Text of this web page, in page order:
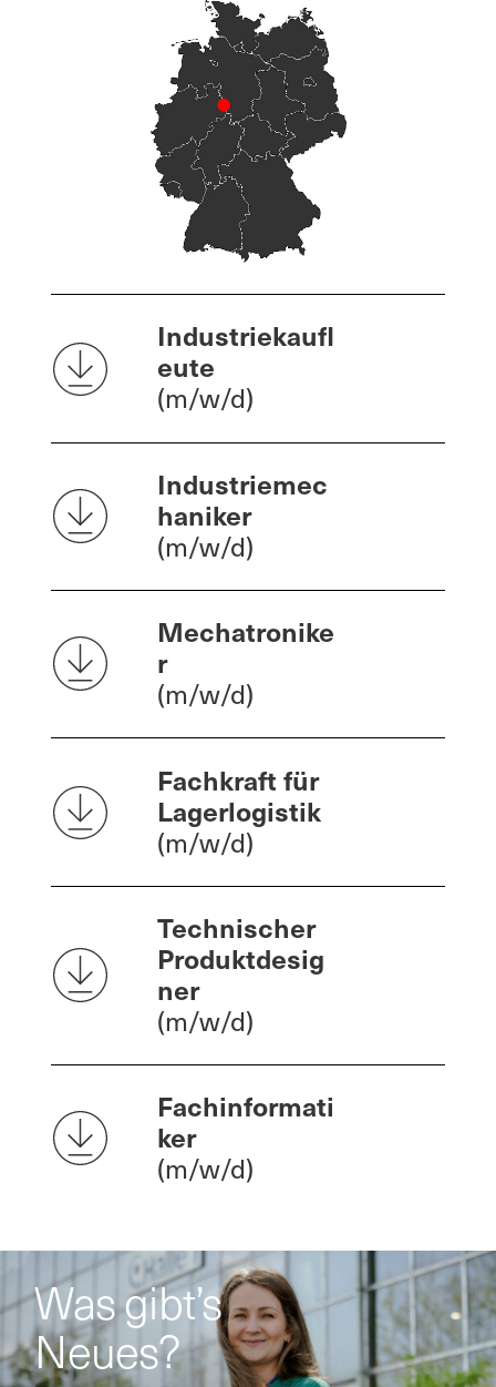
Industriekaufl
eute
(m/w/d)
Industriemec
haniker
(m/w/d)
Mechatronike
r
(m/w/d)
Fachkraft für
Lagerlogistik
(m/w/d)
Technischer
Produktdesig
ner
(m/w/d)
Fachinformati
ker
(m/w/d)
Was gibt’s
Neues?